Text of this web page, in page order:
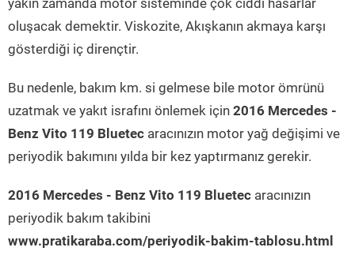
yakın zamanda motor sisteminde çok ciddi hasarlar
oluşacak demektir. Viskozite, Akışkanın akmaya karşı
gösterdiği iç dirençtir.
Bu nedenle, bakım km. si gelmese bile motor ömrünü
uzatmak ve yakıt israfını önlemek için 2016 Mercedes -
Benz Vito 119 Bluetec aracınızın motor yağ değişimi ve
periyodik bakımını yılda bir kez yaptırmanız gerekir.
2016 Mercedes - Benz Vito 119 Bluetec aracınızın
periyodik bakım takibini
www.pratikaraba.com/periyodik-bakim-tablosu.html